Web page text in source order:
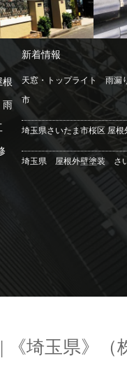
根
雨
新着情報
天窓・トップライト 雨
市
埼玉県さいたま市桜区 屋根
埼玉県 屋根外壁塗装 さ
《埼玉県》